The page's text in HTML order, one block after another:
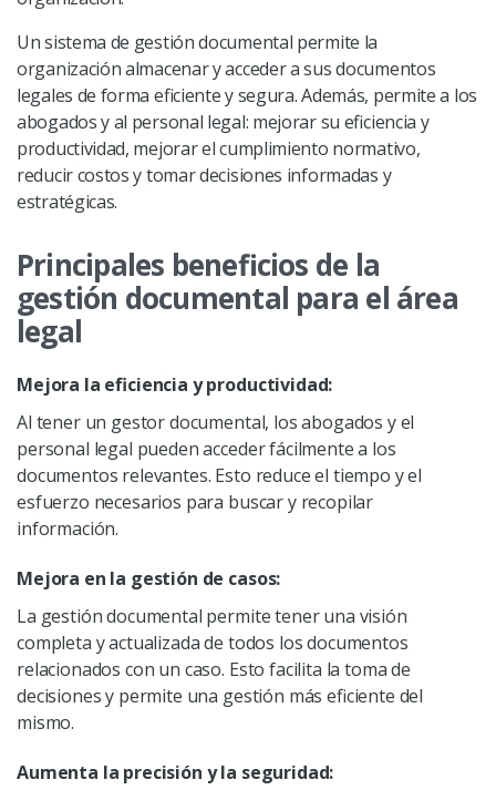
Un sistema de gestión documental permite la
organización almacenar y acceder a sus documentos
legales de forma eficiente y segura. Además, permite a los
abogados y al personal legal: mejorar su eficiencia y
productividad, mejorar el cumplimiento normativo,
reducir costos y tomar decisiones informadas y
estratégicas.
Principales beneficios de la
gestión documental para el área
legal
Mejora la eficiencia y productividad:
Al tener un gestor documental, los abogados y el
personal legal pueden acceder fácilmente a los
documentos relevantes. Esto reduce el tiempo y el
esfuerzo necesarios para buscar y recopilar
información.
Mejora en la gestión de casos:
La gestión documental permite tener una visión
completa y actualizada de todos los documentos
relacionados con un caso. Esto facilita la toma de
decisiones y permite una gestión más eficiente del
mismo.
Aumenta la precisión y la seguridad: